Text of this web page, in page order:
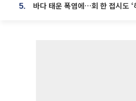
5. 바다 태운 폭염에…회 한 접시도 ‘